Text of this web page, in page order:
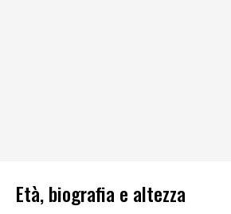
Età, biografia e altezza